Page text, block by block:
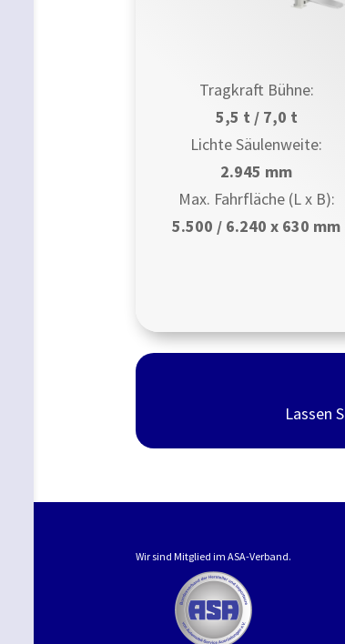
Tragkraft Bühne:
5,5 t / 7,0 t
Lichte Säulenweite:
2.945 mm
Max. Fahrfläche (L x B):
5.500 / 6.240 x 630 mm
Lassen
Wir sind Mitglied im ASA-Verband.